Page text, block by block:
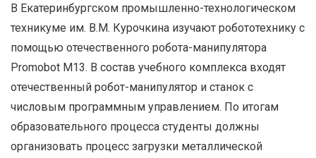
В Екатеринбургском промышленно-технологическом
техникуме им. В.М. Курочкина изучают робототехнику с
помощью отечественного робота-манипулятора
Promobot M13. В состав учебного комплекса входят
отечественный робот-манипулятор и станок с
числовым программным управлением. По итогам
образовательного процесса студенты должны
организовать процесс загрузки металлической